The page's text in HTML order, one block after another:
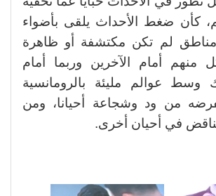
كأن ضغط الأحداث يلقى بأضواء
لم تكن مكتشفة أو ظاهرة
أمام الآخرين وربما أمام
وسط عوالم مليئة بالرومانسية
من ود وشجاعة أحيانا، ومن
في أحيان أخرى.